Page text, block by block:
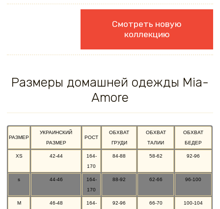
Смотреть новую
коллекцию
Размеры домашней одежды Mia-
Amore
РАЗМЕР
УКРАИНСКИЙ
РАЗМЕР
РОСТ
ОБХВАТ
ГРУДИ
ОБХВАТ
ТАЛИИ
ОБХВАТ
БЕДЕР
XS 42-44
164-
170
84-88 58-62 92-96
s 44-46
164-
170
88-92 62-66 96-100
M 46-48
164-
92-96 66-70 100-104